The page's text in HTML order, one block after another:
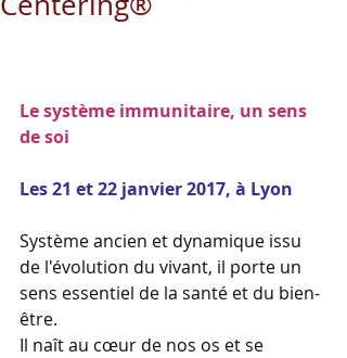
Le système immunitaire, un sens
de soi
Les 21 et 22 janvier 2017, à Lyon
Système ancien et dynamique issu
de l'évolution du vivant, il porte un
sens essentiel de la santé et du bien-
être.
Il naît au cœur de nos os et se